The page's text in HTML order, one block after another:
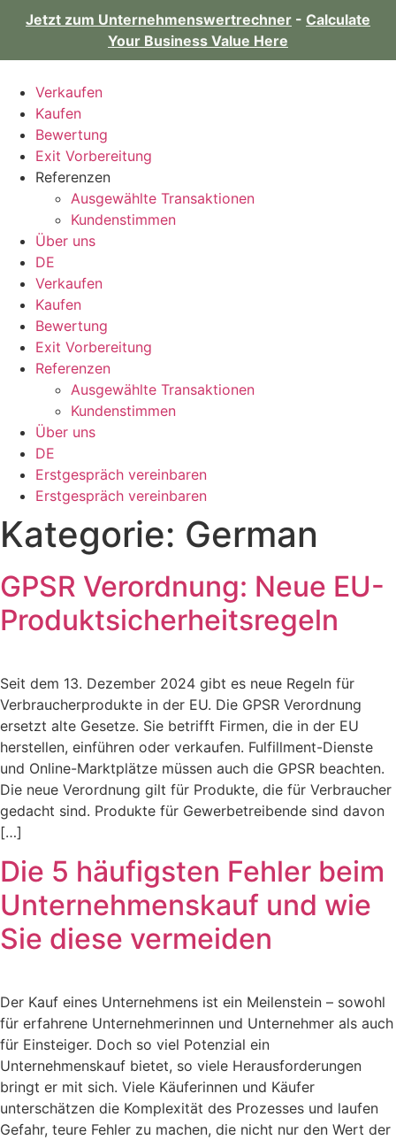
Jetzt zum Unternehmenswertrechner - Calculate
Your Business Value Here
Verkaufen
Kaufen
Bewertung
Exit Vorbereitung
Referenzen
Ausgewählte Transaktionen
Kundenstimmen
Über uns
DE
Verkaufen
Kaufen
Bewertung
Exit Vorbereitung
Referenzen
Ausgewählte Transaktionen
Kundenstimmen
Über uns
DE
Erstgespräch vereinbaren
Erstgespräch vereinbaren
Kategorie: German
GPSR Verordnung: Neue EU-
Produktsicherheitsregeln
Seit dem 13. Dezember 2024 gibt es neue Regeln für
Verbraucherprodukte in der EU. Die GPSR Verordnung
ersetzt alte Gesetze. Sie betrifft Firmen, die in der EU
herstellen, einführen oder verkaufen. Fulfillment-Dienste
und Online-Marktplätze müssen auch die GPSR beachten.
Die neue Verordnung gilt für Produkte, die für Verbraucher
gedacht sind. Produkte für Gewerbetreibende sind davon
[…]
Die 5 häufigsten Fehler beim
Unternehmenskauf und wie
Sie diese vermeiden
Der Kauf eines Unternehmens ist ein Meilenstein – sowohl
für erfahrene Unternehmerinnen und Unternehmer als auch
für Einsteiger. Doch so viel Potenzial ein
Unternehmenskauf bietet, so viele Herausforderungen
bringt er mit sich. Viele Käuferinnen und Käufer
unterschätzen die Komplexität des Prozesses und laufen
Gefahr, teure Fehler zu machen, die nicht nur den Wert der